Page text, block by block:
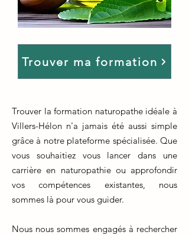
Trouver ma formation
Trouver la formation naturopathe idéale à
Villers-Hélon n'a jamais été aussi simple
grâce à notre plateforme spécialisée. Que
vous souhaitiez vous lancer dans une
carrière en naturopathie ou approfondir
vos compétences existantes, nous
sommes là pour vous guider.
Nous nous sommes engagés à rechercher